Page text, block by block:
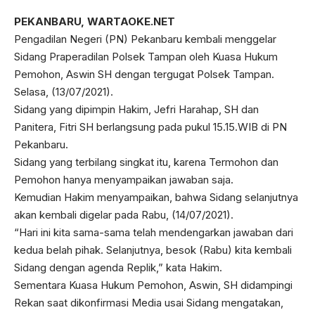
PEKANBARU, WARTAOKE.NET
Pengadilan Negeri (PN) Pekanbaru kembali menggelar
Sidang Praperadilan Polsek Tampan oleh Kuasa Hukum
Pemohon, Aswin SH dengan tergugat Polsek Tampan.
Selasa, (13/07/2021).
Sidang yang dipimpin Hakim, Jefri Harahap, SH dan
Panitera, Fitri SH berlangsung pada pukul 15.15.WIB di PN
Pekanbaru.
Sidang yang terbilang singkat itu, karena Termohon dan
Pemohon hanya menyampaikan jawaban saja.
Kemudian Hakim menyampaikan, bahwa Sidang selanjutnya
akan kembali digelar pada Rabu, (14/07/2021).
“Hari ini kita sama-sama telah mendengarkan jawaban dari
kedua belah pihak. Selanjutnya, besok (Rabu) kita kembali
Sidang dengan agenda Replik,” kata Hakim.
Sementara Kuasa Hukum Pemohon, Aswin, SH didampingi
Rekan saat dikonfirmasi Media usai Sidang mengatakan,